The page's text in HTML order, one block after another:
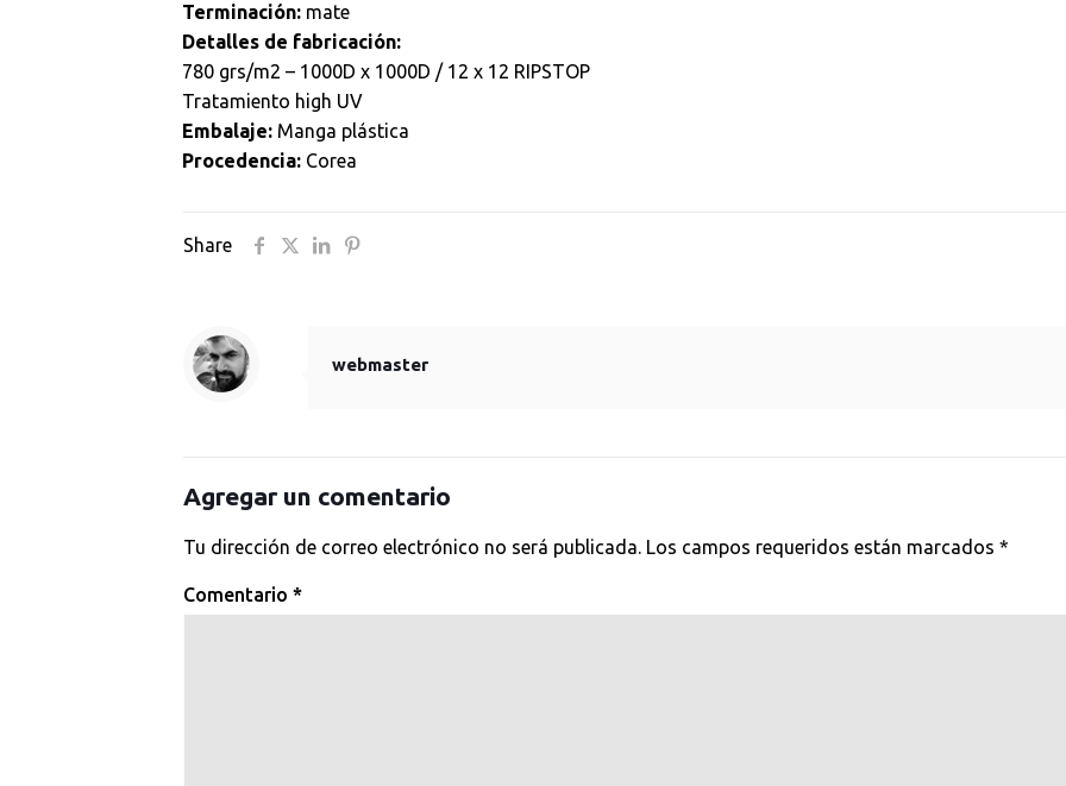
Terminación:mate
Detalles de fabricación:
780 grs/m2 – 1000D x 1000D / 12 x 12 RIPSTOP
Tratamiento high UV
Embalaje:Manga plástica
Procedencia:Corea
Share
webmaster
Agregar un comentario
Tu dirección de correo electrónico no será publicada. Los campos requeridos están marcados *
Comentario *